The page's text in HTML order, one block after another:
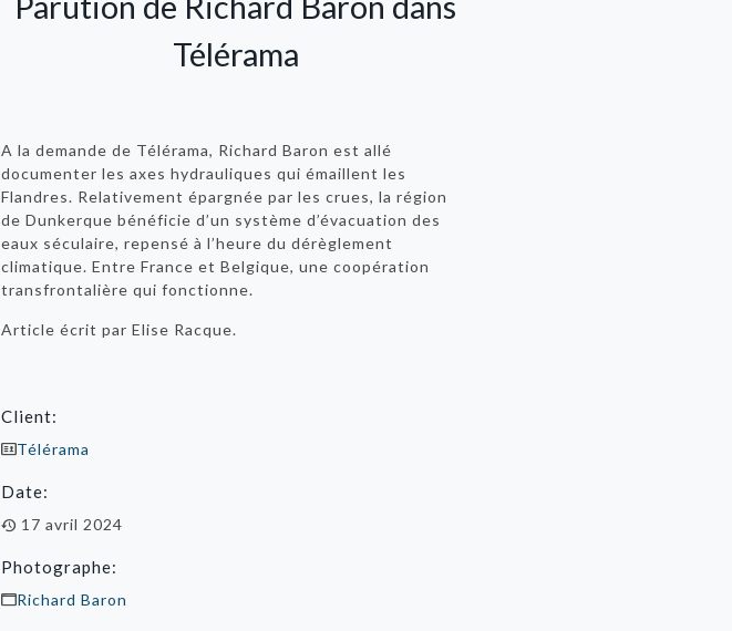
Télérama
A la demande de Télérama, Richard Baron est allé
documenter les axes hydrauliques qui émaillent les
Flandres. Relativement épargnée par les crues, la région
de Dunkerque bénéficie d’un système d’évacuation des
eaux séculaire, repensé à l’heure du dérèglement
climatique. Entre France et Belgique, une coopération
transfrontalière qui fonctionne.
Article écrit par Elise Racque.
Client:
Télérama
Date:
17 avril 2024
Photographe:
Richard Baron